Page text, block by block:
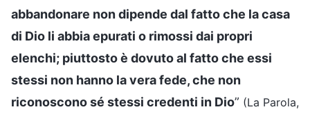
abbandonare non dipende dal fatto che la casa
di Dio li abbia epurati o rimossi dai propri
elenchi; piuttosto è dovuto al fatto che essi
stessi non hanno la vera fede, che non
riconoscono sé stessi credenti in Dio” (La Parola,